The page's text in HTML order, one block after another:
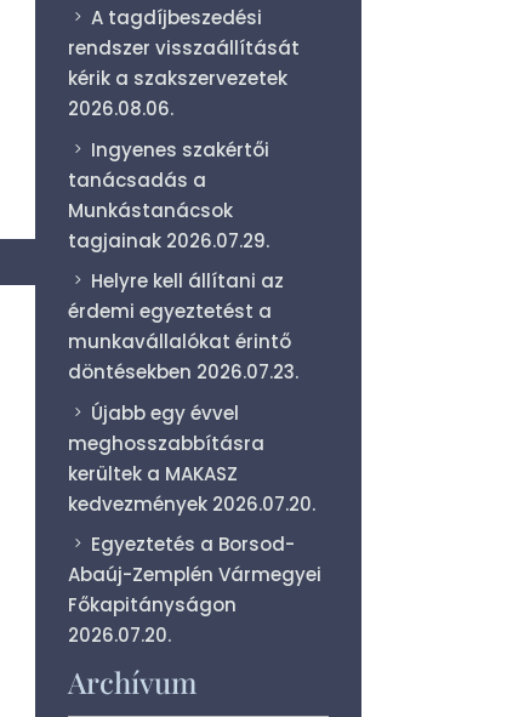
A tagdíjbeszedési
rendszer visszaállítását
kérik a szakszervezetek
2026.08.06.
Ingyenes szakértői
tanácsadás a
Munkástanácsok
tagjainak 2026.07.29.
Helyre kell állítani az
érdemi egyeztetést a
munkavállalókat érintő
döntésekben 2026.07.23.
Újabb egy évvel
meghosszabbításra
kerültek a MAKASZ
kedvezmények 2026.07.20.
Egyeztetés a Borsod-
Abaúj-Zemplén Vármegyei
Főkapitányságon
2026.07.20.
Archívum